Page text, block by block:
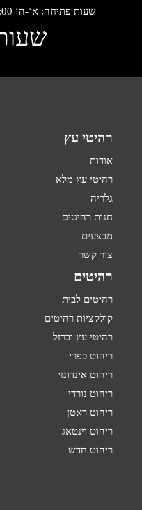
שעות פתיחה: א‘-ה‘ 10:00-18:00 , שישי: 9:00-14:00
רהיטי עץ
אודות
רהיטי עץ מלא
גלריה
חנות רהיטים
מבצעים
צור קשר
רהיטים
רהיטים לבית
קולקציות רהיטים
רהיטי עץ וברזל
ריהוט כפרי
ריהוט אינדונזי
ריהוט נורדי
ריהוט ראטן
ריהוט וינטאג'
ריהוט חדש